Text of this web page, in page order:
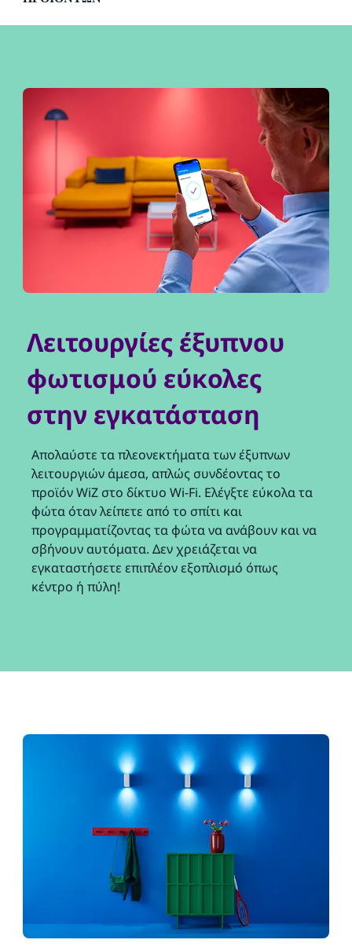
Λειτουργίες έξυπνου
φωτισμού εύκολες
στην εγκατάσταση
Απολαύστε τα πλεονεκτήματα των έξυπνων
λειτουργιών άμεσα, απλώς συνδέοντας το
προϊόν WiZ στο δίκτυο Wi-Fi. Ελέγξτε εύκολα τα
φώτα όταν λείπετε από το σπίτι και
προγραμματίζοντας τα φώτα να ανάβουν και να
σβήνουν αυτόματα. Δεν χρειάζεται να
εγκαταστήσετε επιπλέον εξοπλισμό όπως
κέντρο ή πύλη!